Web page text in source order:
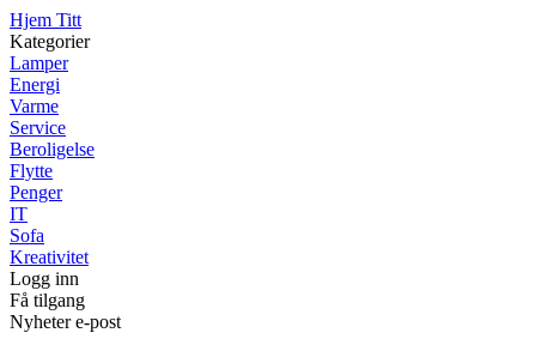
Hjem Titt
Kategorier
Lamper
Energi
Varme
Service
Beroligelse
Flytte
Penger
IT
Sofa
Kreativitet
Logg inn
Få tilgang
Nyheter e-post